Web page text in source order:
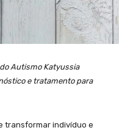
Autismo Katyussia
e tratamento para
transformar indivíduo e